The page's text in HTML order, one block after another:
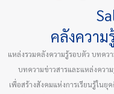
k
t r
คลังความ
แหล่งรวมคลังความรู้รอบตัว บทควา
บทความข่าวสารและแหล่งควา
เพื่อสร้างสังคมแห่งการเรียนรู้ใน